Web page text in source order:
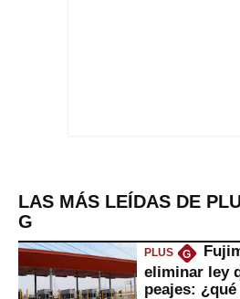
LAS MÁS LEÍDAS DE
G
PLUS G
eliminar ley
peajes: